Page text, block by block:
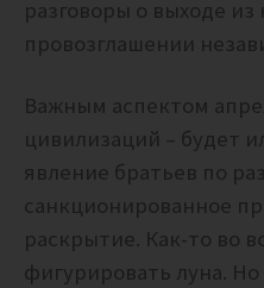
разговоры о выходе
провозглашении
Важным аспектом
цивилизаций – будет
явление братьев по
санкционированное
раскрытие. Как-то во
фигурировать луна.